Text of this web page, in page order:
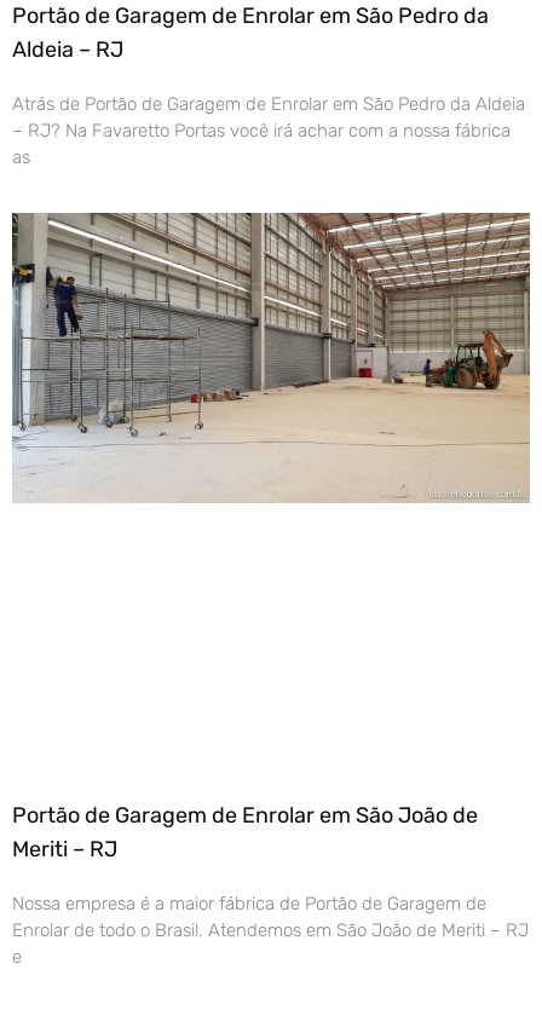
Portão de Garagem de Enrolar em São Pedro da
Aldeia – RJ
Atrás de Portão de Garagem de Enrolar em São Pedro da Aldeia
– RJ? Na Favaretto Portas você irá achar com a nossa fábrica
as
Portão de Garagem de Enrolar em São João de
Meriti – RJ
Nossa empresa é a maior fábrica de Portão de Garagem de
Enrolar de todo o Brasil. Atendemos em São João de Meriti – RJ
e